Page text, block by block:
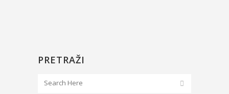
PRETRAŽI